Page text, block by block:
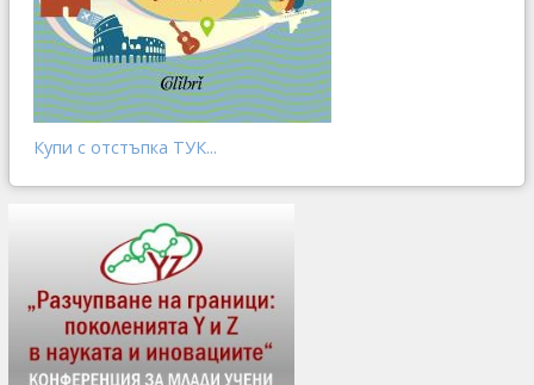
Купи с отстъпка ТУК...